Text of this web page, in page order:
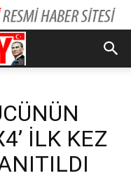
İLK KEZ